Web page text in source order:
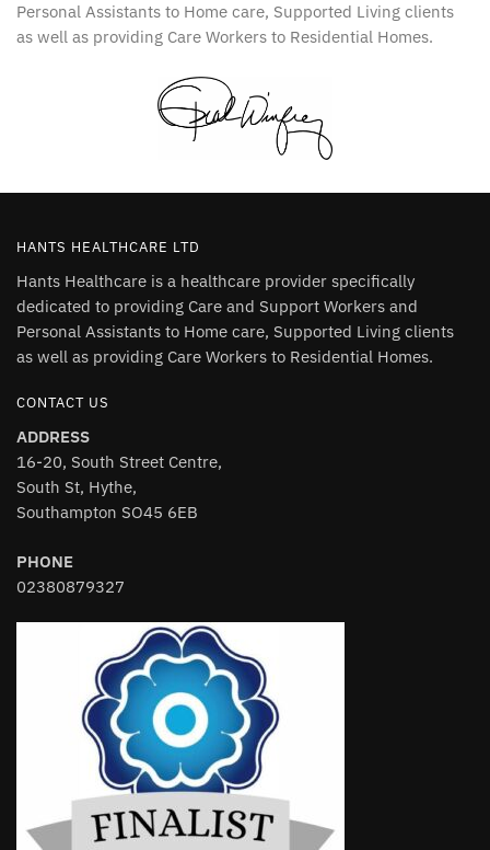
Personal Assistants to Home care, Supported Living clients
as well as providing Care Workers to Residential Homes.
HANTS HEALTHCARE LTD
Hants Healthcare is a healthcare provider specifically
dedicated to providing Care and Support Workers and
Personal Assistants to Home care, Supported Living clients
as well as providing Care Workers to Residential Homes.
CONTACT US
ADDRESS
16-20, South Street Centre,
South St, Hythe,
Southampton SO45 6EB
PHONE
02380879327